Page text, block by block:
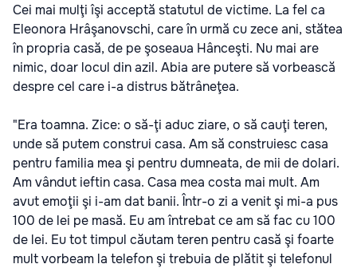
Cei mai mulţi îşi acceptă statutul de victime. La fel ca
Eleonora Hrâşanovschi, care în urmă cu zece ani, stătea
în propria casă, de pe şoseaua Hânceşti. Nu mai are
nimic, doar locul din azil. Abia are putere să vorbească
despre cel care i-a distrus bătrâneţea.
"Era toamna. Zice: o să-ţi aduc ziare, o să cauţi teren,
unde să putem construi casa. Am să construiesc casa
pentru familia mea şi pentru dumneata, de mii de dolari.
Am vândut ieftin casa. Casa mea costa mai mult. Am
avut emoţii şi i-am dat banii. Într-o zi a venit şi mi-a pus
100 de lei pe masă. Eu am întrebat ce am să fac cu 100
de lei. Eu tot timpul căutam teren pentru casă şi foarte
mult vorbeam la telefon şi trebuia de plătit şi telefonul